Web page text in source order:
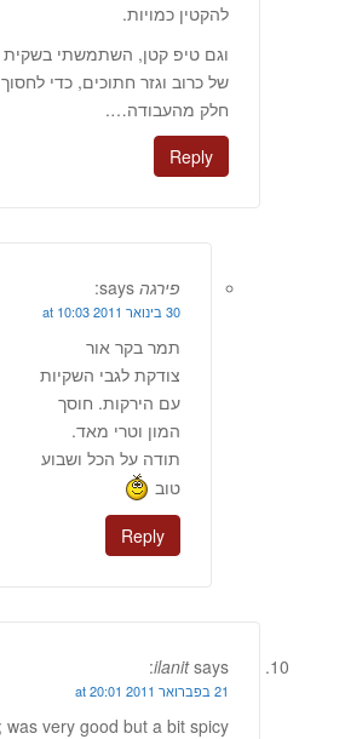
להקטין כמויות.
וגם טיפ קטן, השתמשתי בשקית
של כרוב וגזר חתוכים, כדי לחסוך
חלק מהעבודה….
Reply
פירגה says:
30 בינואר 2011 at 10:03
תמר בקר אור
צודקת לגבי השקיות
עם הירקות. חוסך
המון וטרי מאד.
תודה על הכל ושבוע
טוב
Reply
ilanit says:
21 בפברואר 2011 at 20:01
was very good but a bit spicy ;)